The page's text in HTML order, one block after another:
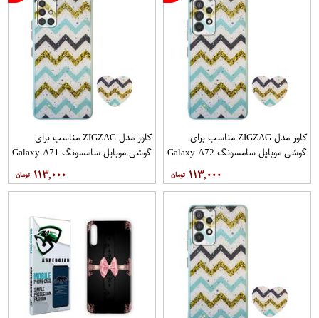
کاور مدل ZIGZAG مناسب برای
گوشی موبایل سامسونگ Galaxy A72
۱۱۳,۰۰۰
کاور مدل ZIGZAG مناسب برای
گوشی موبایل سامسونگ Galaxy A71
۱۱۳,۰۰۰